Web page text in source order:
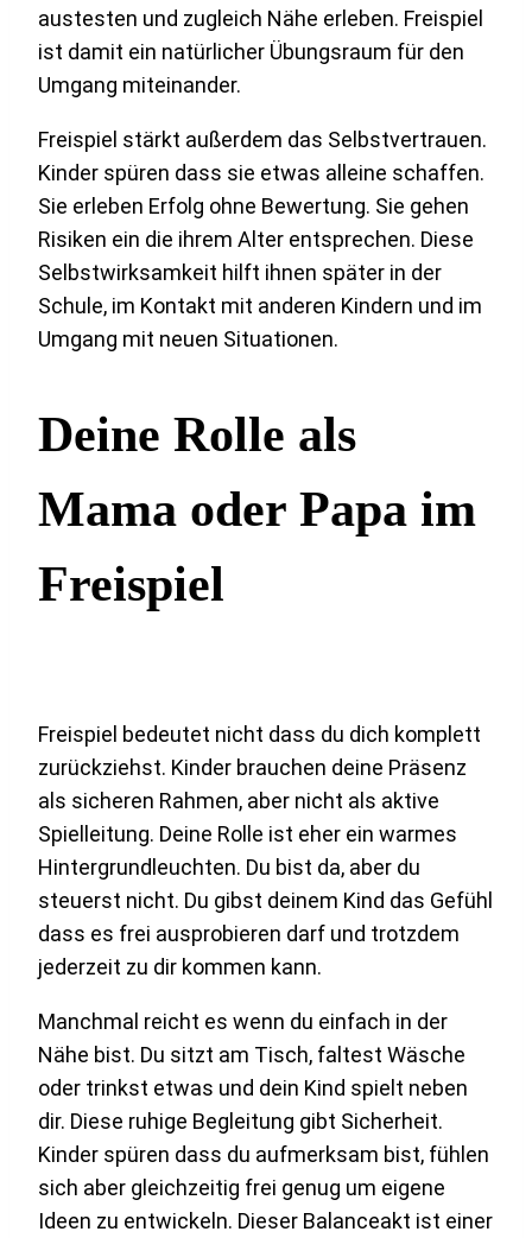
austesten und zugleich Nähe erleben. Freispiel
ist damit ein natürlicher Übungsraum für den
Umgang miteinander.
Freispiel stärkt außerdem das Selbstvertrauen.
Kinder spüren dass sie etwas alleine schaffen.
Sie erleben Erfolg ohne Bewertung. Sie gehen
Risiken ein die ihrem Alter entsprechen. Diese
Selbstwirksamkeit hilft ihnen später in der
Schule, im Kontakt mit anderen Kindern und im
Umgang mit neuen Situationen.
Deine Rolle als
Mama oder Papa im
Freispiel
Freispiel bedeutet nicht dass du dich komplett
zurückziehst. Kinder brauchen deine Präsenz
als sicheren Rahmen, aber nicht als aktive
Spielleitung. Deine Rolle ist eher ein warmes
Hintergrundleuchten. Du bist da, aber du
steuerst nicht. Du gibst deinem Kind das Gefühl
dass es frei ausprobieren darf und trotzdem
jederzeit zu dir kommen kann.
Manchmal reicht es wenn du einfach in der
Nähe bist. Du sitzt am Tisch, faltest Wäsche
oder trinkst etwas und dein Kind spielt neben
dir. Diese ruhige Begleitung gibt Sicherheit.
Kinder spüren dass du aufmerksam bist, fühlen
sich aber gleichzeitig frei genug um eigene
Ideen zu entwickeln. Dieser Balanceakt ist einer